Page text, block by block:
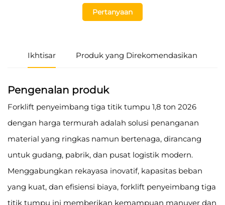
Pertanyaan
Ikhtisar Produk yang Direkomendasikan
Pengenalan produk
Forklift penyeimbang tiga titik tumpu 1,8 ton 2026
dengan harga termurah adalah solusi penanganan
material yang ringkas namun bertenaga, dirancang
untuk gudang, pabrik, dan pusat logistik modern.
Menggabungkan rekayasa inovatif, kapasitas beban
yang kuat, dan efisiensi biaya, forklift penyeimbang tiga
titik tumpu ini memberikan kemampuan manuver dan